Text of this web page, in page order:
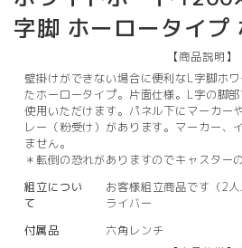
字脚 ホーロータイプ
【商品説明】
壁掛けができない場合に便利なL字脚ホ
たホーロータイプ。片面仕様。L字の脚
使用いただけます。パネル下にマーカー
レー（粉受け）があります。マーカー、
ません。
＊転倒の恐れがありますのでキャスター
組立につい
て
お客様組立商品です（2
ライバー
付属品
六角レンチ